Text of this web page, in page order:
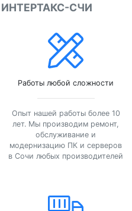
СЧИ
Работы любой сложности
Опыт нашей работы более 10
лет. Мы производим ремонт,
обслуживание и
модернизацию ПК и серверов
в Сочи любых производителей